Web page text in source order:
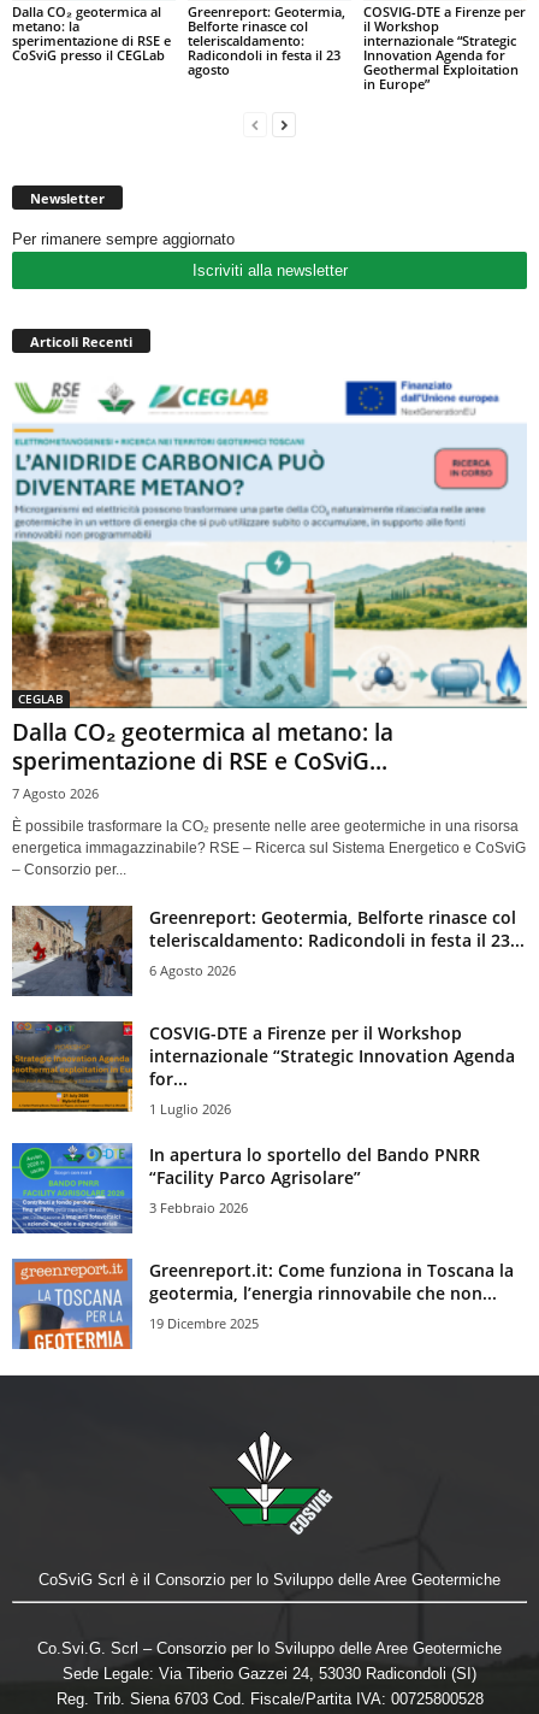
Dalla CO₂ geotermica al
metano: la
sperimentazione di RSE e
CoSviG presso il CEGLab
Greenreport: Geotermia,
Belforte rinasce col
teleriscaldamento:
Radicondoli in festa il 23
agosto
COSVIG-DTE a Firenze per
il Workshop
internazionale “Strategic
Innovation Agenda for
Geothermal Exploitation
in Europe”
Newsletter
Per rimanere sempre aggiornato
Iscriviti alla newsletter
Articoli Recenti
CEGLAB
Dalla CO₂ geotermica al metano: la
sperimentazione di RSE e CoSviG...
7 Agosto 2026
È possibile trasformare la CO₂ presente nelle aree geotermiche in una risorsa
energetica immagazzinabile? RSE – Ricerca sul Sistema Energetico e CoSviG
– Consorzio per...
Greenreport: Geotermia, Belforte rinasce col
teleriscaldamento: Radicondoli in festa il 23...
6 Agosto 2026
COSVIG-DTE a Firenze per il Workshop
internazionale “Strategic Innovation Agenda
for...
1 Luglio 2026
In apertura lo sportello del Bando PNRR
“Facility Parco Agrisolare”
3 Febbraio 2026
Greenreport.it: Come funziona in Toscana la
geotermia, l’energia rinnovabile che non...
19 Dicembre 2025
CoSviG Scrl è il Consorzio per lo Sviluppo delle Aree Geotermiche
Co.Svi.G. Scrl – Consorzio per lo Sviluppo delle Aree Geotermiche
Sede Legale: Via Tiberio Gazzei 24, 53030 Radicondoli (SI)
Reg. Trib. Siena 6703 Cod. Fiscale/Partita IVA: 00725800528